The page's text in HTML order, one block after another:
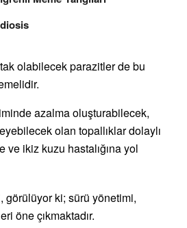
olabilecek parazitler de bu
azalma oluşturabilecek,
olan topallıklar dolaylı
ikiz kuzu hastalığına yol
görülüyor ki; sürü yönetimi,
öne çıkmaktadır.